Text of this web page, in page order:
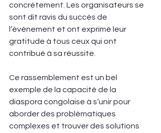
concrètement. Les organisateurs se
sont dit ravis du succès de
l’événement et ont exprimé leur
gratitude à tous ceux qui ont
contribué à sa réussite.
Ce rassemblement est un bel
exemple de la capacité de la
diaspora congolaise à s’unir pour
aborder des problématiques
complexes et trouver des solutions